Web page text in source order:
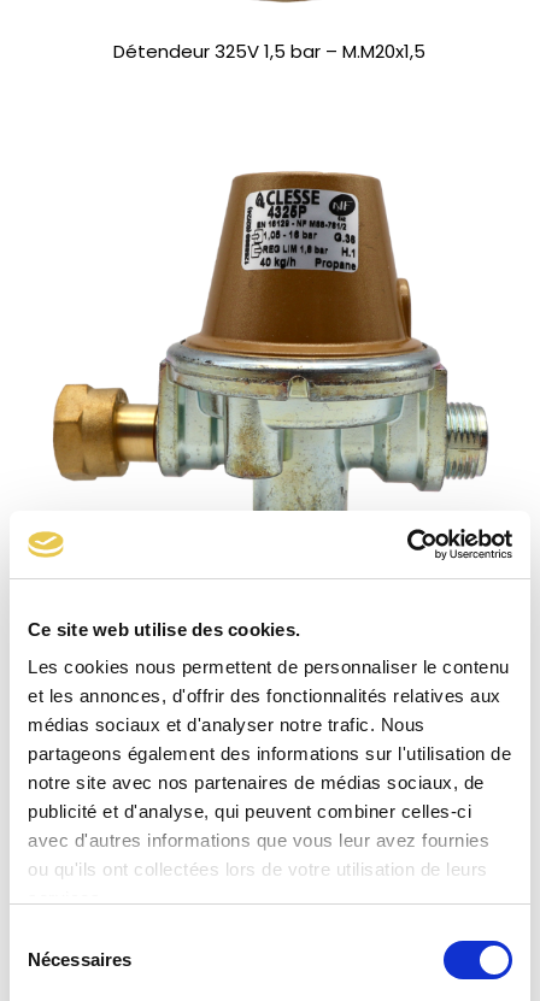
Ce site web utilise des cookies.
Les cookies nous permettent de personnaliser le contenu
et les annonces, d'offrir des fonctionnalités relatives aux
médias sociaux et d'analyser notre trafic. Nous
partageons également des informations sur l'utilisation de
notre site avec nos partenaires de médias sociaux, de
publicité et d'analyse, qui peuvent combiner celles-ci
avec d'autres informations que vous leur avez fournies
ou qu'ils ont collectées lors de votre utilisation de leurs
Nécessaires
Détendeur 325V 1,5 bar – M.M20x1,5
Limiteur 4325 NF 1,8 bar – braser 14